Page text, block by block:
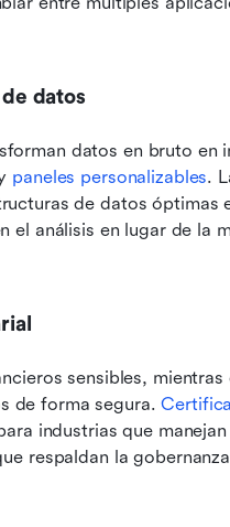
datos
datos en bruto en
paneles personalizables.
de datos óptimas
análisis en lugar de la
sensibles,
de forma segura.
industrias que
respaldan la